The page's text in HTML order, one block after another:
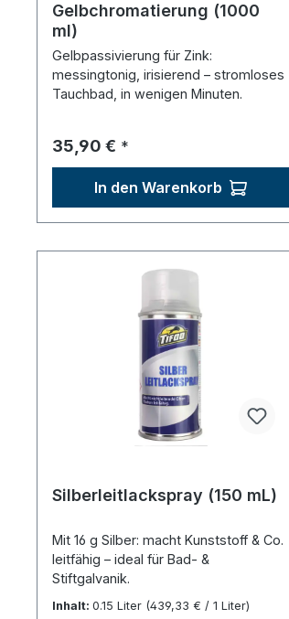
Gelbchromatierung (1000
ml)
Gelbpassivierung für Zink:
messingtonig, irisierend – stromloses
Tauchbad, in wenigen Minuten.
Regulärer Preis:
35,90 € *
In den Warenkorb
Silberleitlackspray (150 mL)
Mit 16 g Silber: macht Kunststoff & Co.
leitfähig – ideal für Bad- &
Stiftgalvanik.
Inhalt: 0.15 Liter (439,33 € / 1 Liter)